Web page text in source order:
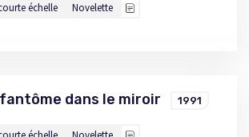
échelle Novelette
dans le miroir 1991